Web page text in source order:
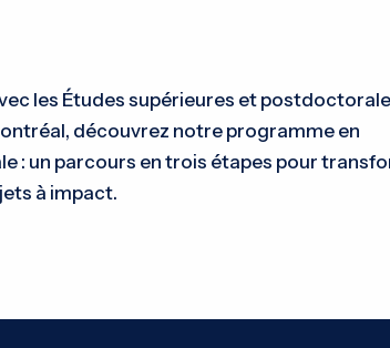
les Études supérieures et
découvrez notre programme en
: un parcours en trois étapes pour
à impact.